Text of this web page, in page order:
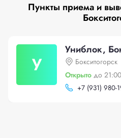
Пункты приема и
У
Униблок,
Бокситогорск
Открыто до 21:00
+7 (931) 980-